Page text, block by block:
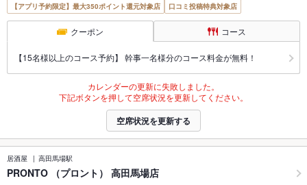
【アプリ予約限定】最大350ポイント還元対象店 口コミ投稿特典対象店
クーポン コース
【15名様以上のコース予約】 幹事一名様分のコース料金が無料！
カレンダーの更新に失敗しました。
下記ボタンを押して空席状況を更新してください。
空席状況を更新する
居酒屋 高田馬場駅
PRONTO （プロント） 高田馬場店